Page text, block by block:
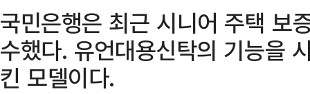
국민은행은 최근 시니어 주택 보
수했다. 유언대용신탁의 기능을
킨 모델이다.